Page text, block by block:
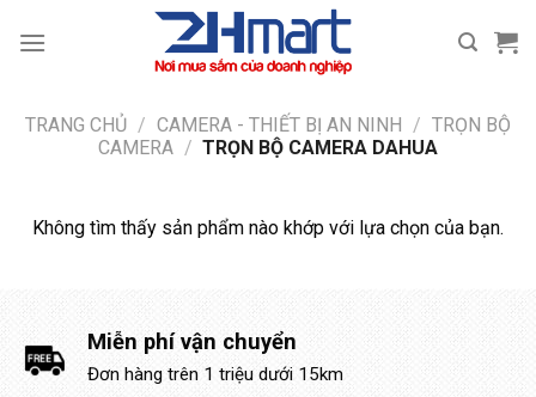
qua
TRANG CHỦ / CAMERA - THIẾT BỊ AN NINH / TRỌN BỘ
CAMERA / TRỌN BỘ CAMERA DAHUA
Không tìm thấy sản phẩm nào khớp với lựa chọn của bạn.
Miễn phí vận chuyển
Đơn hàng trên 1 triệu dưới 15km